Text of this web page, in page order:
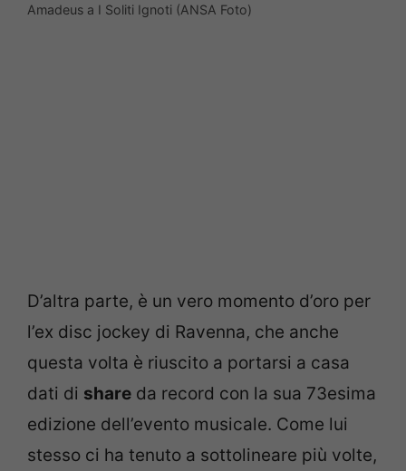
Amadeus a I Soliti Ignoti (ANSA Foto)
D’altra parte, è un vero momento d’oro per
l’ex disc jockey di Ravenna, che anche
questa volta è riuscito a portarsi a casa
dati di share da record con la sua 73esima
edizione dell’evento musicale. Come lui
stesso ci ha tenuto a sottolineare più volte,